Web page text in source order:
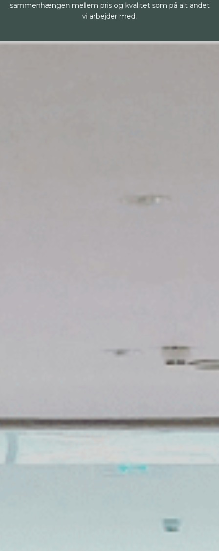
sammenhængen mellem pris og kvalitet som på alt andet
vi arbejder med.